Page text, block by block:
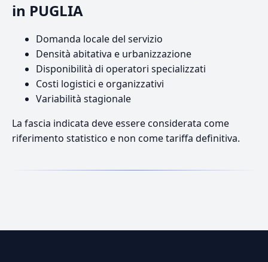
in PUGLIA
Domanda locale del servizio
Densità abitativa e urbanizzazione
Disponibilità di operatori specializzati
Costi logistici e organizzativi
Variabilità stagionale
La fascia indicata deve essere considerata come
riferimento statistico e non come tariffa definitiva.